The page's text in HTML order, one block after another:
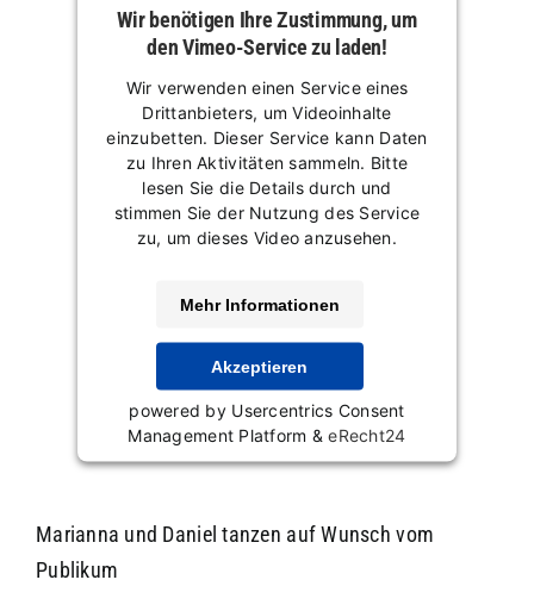
Wir benötigen Ihre Zustimmung, um
den Vimeo-Service zu laden!
Wir verwenden einen Service eines
Drittanbieters, um Videoinhalte
einzubetten. Dieser Service kann Daten
zu Ihren Aktivitäten sammeln. Bitte
lesen Sie die Details durch und
stimmen Sie der Nutzung des Service
zu, um dieses Video anzusehen.
Mehr Informationen
Akzeptieren
powered by Usercentrics Consent
Management Platform &eRecht24
Marianna und Daniel tanzen auf Wunsch vom
Publikum